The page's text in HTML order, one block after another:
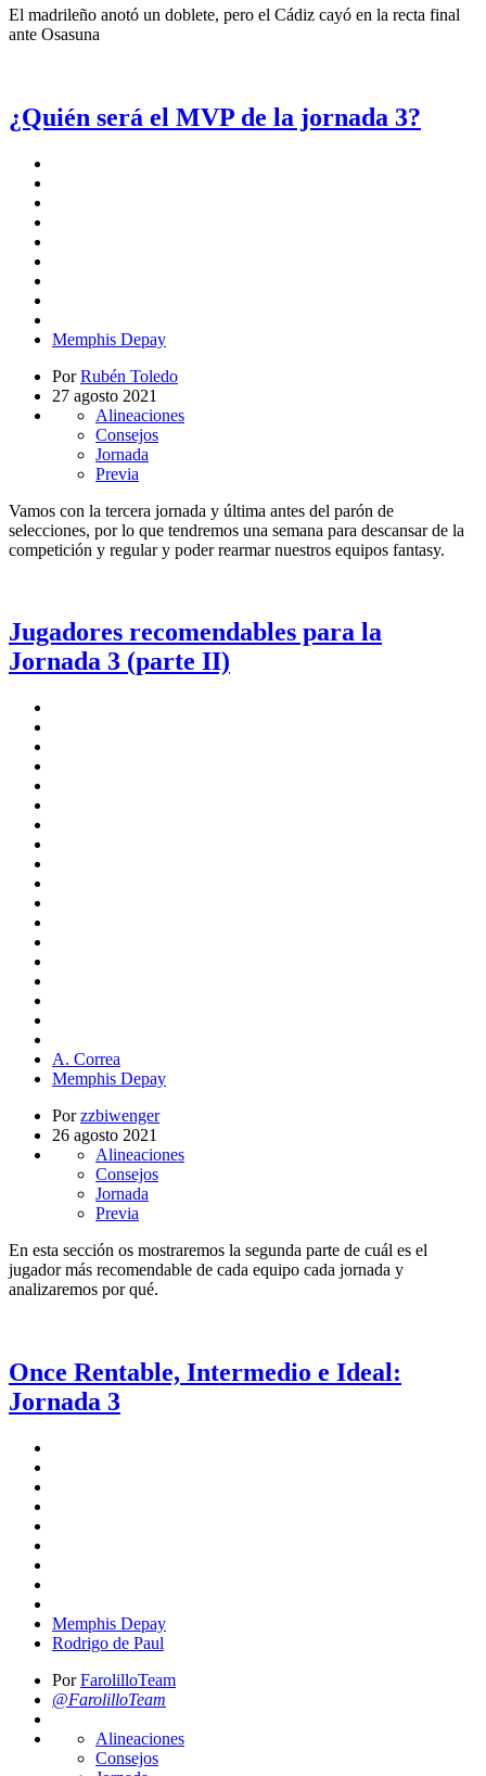
El madrileño anotó un doblete, pero el Cádiz cayó en la recta final
ante Osasuna
¿Quién será el MVP de la jornada 3?
Memphis Depay
PorRubén Toledo
27 agosto 2021
Alineaciones
Consejos
Jornada
Previa
Vamos con la tercera jornada y última antes del parón de
selecciones, por lo que tendremos una semana para descansar de la
competición y regular y poder rearmar nuestros equipos fantasy.
Jugadores recomendables para la
Jornada 3 (parte II)
A. Correa
Memphis Depay
Porzzbiwenger
26 agosto 2021
Alineaciones
Consejos
Jornada
Previa
En esta sección os mostraremos la segunda parte de cuál es el
jugador más recomendable de cada equipo cada jornada y
analizaremos por qué.
Once Rentable, Intermedio e Ideal:
Jornada 3
Memphis Depay
Rodrigo de Paul
PorFarolilloTeam
@FarolilloTeam
Alineaciones
Consejos